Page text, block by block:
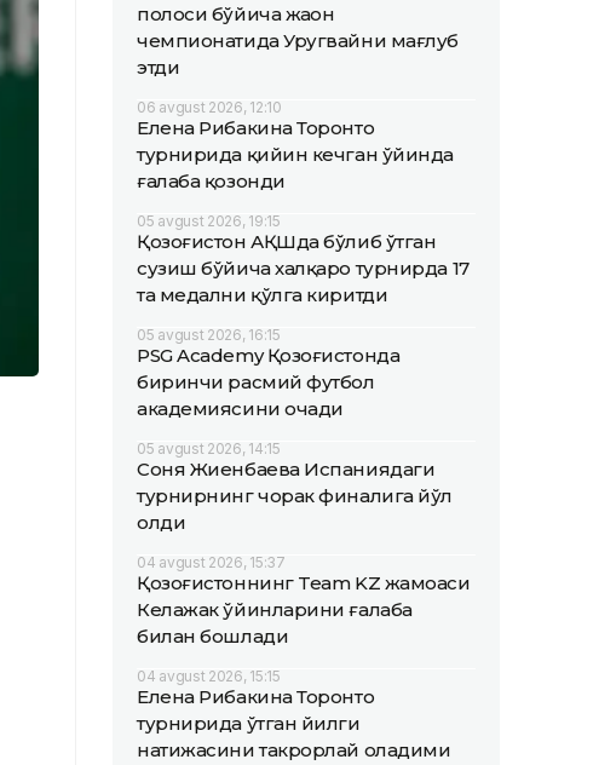
полоси бўйича жаҳон
чемпионатида Уругвайни мағлуб
этди
06 avgust 2026, 12:10
Елена Рибакина Торонто
турнирида қийин кечган ўйинда
ғалаба қозонди
05 avgust 2026, 19:15
Қозоғистон АҚШда бўлиб ўтган
сузиш бўйича халқаро турнирда 17
та медални қўлга киритди
05 avgust 2026, 16:15
PSG Academy Қозоғистонда
биринчи расмий футбол
академиясини очади
05 avgust 2026, 14:15
Соня Жиенбаева Испаниядаги
турнирнинг чорак финалига йўл
олди
04 avgust 2026, 15:37
Қозоғистоннинг Team KZ жамоаси
Келажак ўйинларини ғалаба
билан бошлади
04 avgust 2026, 15:15
Елена Рибакина Торонто
турнирида ўтган йилги
натижасини такрорлай оладими